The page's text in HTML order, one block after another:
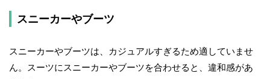
スニーカーやブーツ
スニーカーやブーツは、カジュアルすぎるため適していませ
ん。スーツにスニーカーやブーツを合わせると、違和感があ